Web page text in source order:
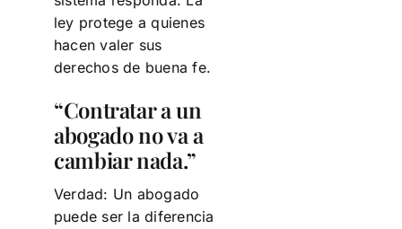
ley protege a quienes
hacen valer sus
derechos de buena fe.
“Contratar a un
abogado no va a
cambiar nada.”
Verdad: Un abogado
puede ser la diferencia